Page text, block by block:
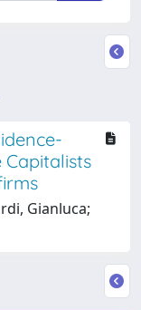
Capitalists
Gianluca;